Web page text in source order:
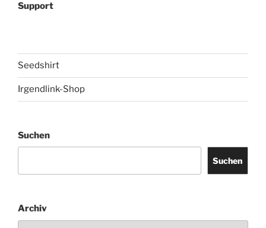
Support
Seedshirt
Irgendlink-Shop
Suchen
Suchen
Archiv